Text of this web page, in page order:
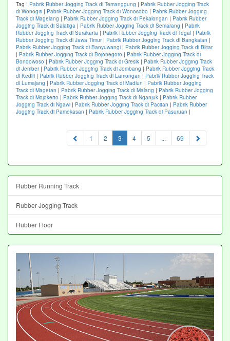
Tag : Pabrik Rubber Jogging Track di Temanggung | Pabrik Rubber Jogging Track
di Wonogiri | Pabrik Rubber Jogging Track di Wonosobo | Pabrik Rubber Jogging
Track di Magelang | Pabrik Rubber Jogging Track di Pekalongan | Pabrik Rubber
Jogging Track di Salatiga | Pabrik Rubber Jogging Track di Semarang | Pabrik
Rubber Jogging Track di Surakarta | Pabrik Rubber Jogging Track di Tegal | Pabrik
Rubber Jogging Track di Jawa Timur| Pabrik Rubber Jogging Track di Bangkalan |
Pabrik Rubber Jogging Track di Banyuwangi | Pabrik Rubber Jogging Track di Blitar
| Pabrik Rubber Jogging Track di Bojonegoro | Pabrik Rubber Jogging Track di
Bondowoso | Pabrik Rubber Jogging Track di Gresik | Pabrik Rubber Jogging Track
di Jember| Pabrik Rubber Jogging Track di Jombang | Pabrik Rubber Jogging Track
di Kediri | Pabrik Rubber Jogging Track di Lamongan | Pabrik Rubber Jogging Track
di Lumajang | Pabrik Rubber Jogging Track di Madiun | Pabrik Rubber Jogging
Track di Magetan | Pabrik Rubber Jogging Track di Malang | Pabrik Rubber Jogging
Track di Mojokerto | Pabrik Rubber Jogging Track di Nganjuk | Pabrik Rubber
Jogging Track di Ngawi | Pabrik Rubber Jogging Track di Pacitan | Pabrik Rubber
Jogging Track di Pamekasan | Pabrik Rubber Jogging Track di Pasuruan |
1 2 3 (current)
4 5 ... 69
Rubber Running Track
Rubber Jogging Track
Rubber Floor